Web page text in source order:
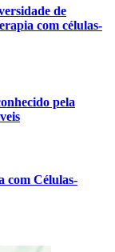
de
com células-
pela
com Células-